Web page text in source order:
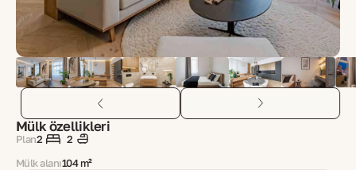
Mülk özellikleri
Plan2
2
Mülk alanı104 m²